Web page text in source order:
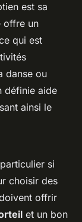
est sa
offre un
qui est
danse ou
définie aide
ainsi le
si
choisir des
offrir
et un bon